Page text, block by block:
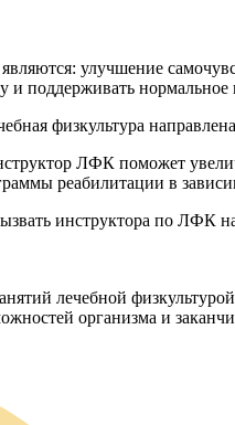
улучшение
и поддерживать
физкультура
ЛФК поможет
реабилитации в
инструктора по ЛФК
лечебной
организма и